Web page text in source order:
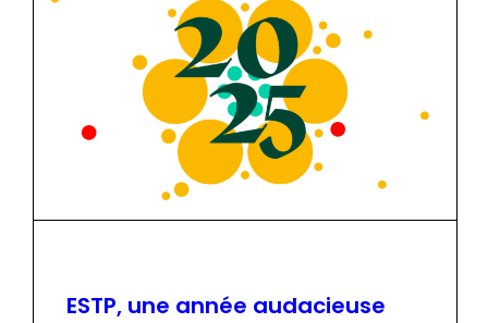
ESTP, une année audacieuse